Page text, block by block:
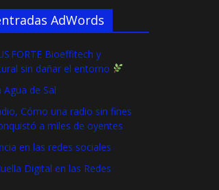
AdWords
FORTE Bioeffitech y
sin dañar el entorno
de Sal
Cómo una radio sin fines
a miles de oyentes
en las redes sociales
Digital en las Redes